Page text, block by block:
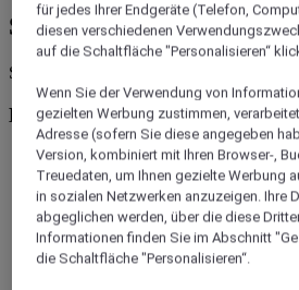
Suchen nach
Skip search by Marken
Marken
Ibis
für jedes Ihrer Endgeräte (Telefon,
diesen verschiedenen
auf die Schaltfläche "Personalisieren“
Wenn Sie der Verwendung von
gezielten Werbung zustimmen,
Adresse (sofern Sie diese angegeben
Version, kombiniert mit Ihren Browser-,
Treuedaten, um Ihnen gezielte Werbung
in sozialen Netzwerken anzuzeigen. Ihre
abgeglichen werden, über die diese
Informationen finden Sie im Abschnitt
die Schaltfläche "Personalisieren“.